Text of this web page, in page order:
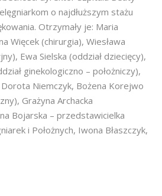
o najdłuższym stażu
Otrzymały je: Maria
Więcek (chirurgia), Wiesława
Ewa Sielska (oddział dziecięcy),
ginekologiczno – położniczy),
Dorota Niemczyk, Bożena Korejwo
Grażyna Archacka
Bojarska – przedstawicielka
i Położnych, Iwona Błaszczyk,